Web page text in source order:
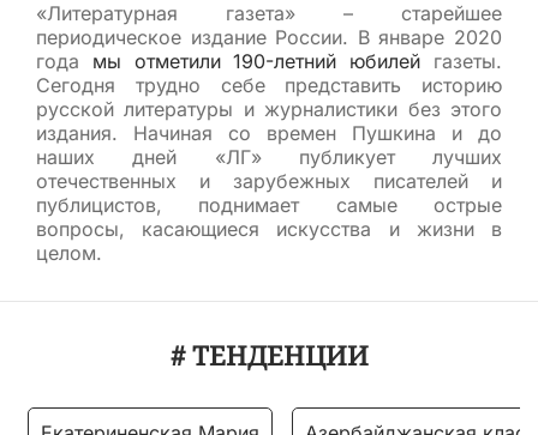
«Литературная газета» – старейшее
периодическое издание России. В январе 2020
года мы отметили 190-летний юбилей газеты.
Сегодня трудно себе представить историю
русской литературы и журналистики без этого
издания. Начиная со времен Пушкина и до
наших дней «ЛГ» публикует лучших
отечественных и зарубежных писателей и
публицистов, поднимает самые острые
вопросы, касающиеся искусства и жизни в
целом.
# ТЕНДЕНЦИИ